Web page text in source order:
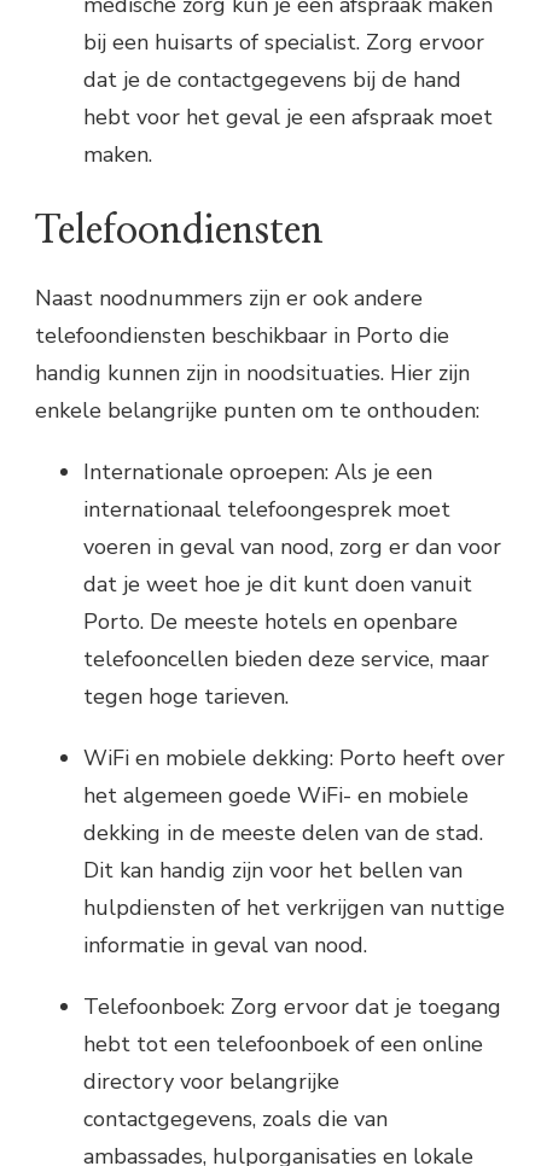
bij een huisarts of specialist. Zorg ervoor
dat je de contactgegevens bij de hand
hebt voor het geval je een afspraak moet
maken.
Telefoondiensten
Naast noodnummers zijn er ook andere
telefoondiensten beschikbaar in Porto die
handig kunnen zijn in noodsituaties. Hier zijn
enkele belangrijke punten om te onthouden:
Internationale oproepen: Als je een
internationaal telefoongesprek moet
voeren in geval van nood, zorg er dan voor
dat je weet hoe je dit kunt doen vanuit
Porto. De meeste hotels en openbare
telefooncellen bieden deze service, maar
tegen hoge tarieven.
WiFi en mobiele dekking: Porto heeft over
het algemeen goede WiFi- en mobiele
dekking in de meeste delen van de stad.
Dit kan handig zijn voor het bellen van
hulpdiensten of het verkrijgen van nuttige
informatie in geval van nood.
Telefoonboek: Zorg ervoor dat je toegang
hebt tot een telefoonboek of een online
directory voor belangrijke
contactgegevens, zoals die van
ambassades, hulporganisaties en lokale